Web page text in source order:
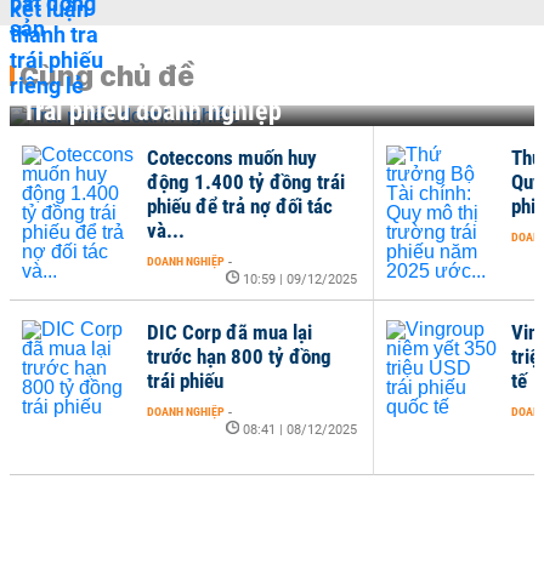
Cùng chủ đề
Trái phiếu doanh nghiệp
tế
Coteccons muốn huy
động 1.400 tỷ đồng trái
phiếu để trả nợ đối tác
và...
DOANH NGHIỆP -
10:59 | 09/12/2025
DIC Corp đã mua lại
trước hạn 800 tỷ đồng
trái phiếu
DOANH NGHIỆP -
08:41 | 08/12/2025